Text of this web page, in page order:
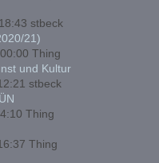
stbeck
21)
Thing
und Kultur
stbeck
Thing
Thing